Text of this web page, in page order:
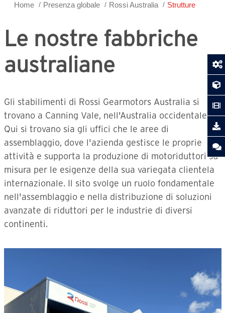
Home Presenza globale Rossi Australia Strutture
Le nostre fabbriche
australiane
Gli stabilimenti di Rossi Gearmotors Australia si
trovano a Canning Vale, nell'Australia occidentale.
Qui si trovano sia gli uffici che le aree di
assemblaggio, dove l'azienda gestisce le proprie
attività e supporta la produzione di motoriduttori su
misura per le esigenze della sua variegata clientela
internazionale. Il sito svolge un ruolo fondamentale
nell'assemblaggio e nella distribuzione di soluzioni
avanzate di riduttori per le industrie di diversi
continenti.